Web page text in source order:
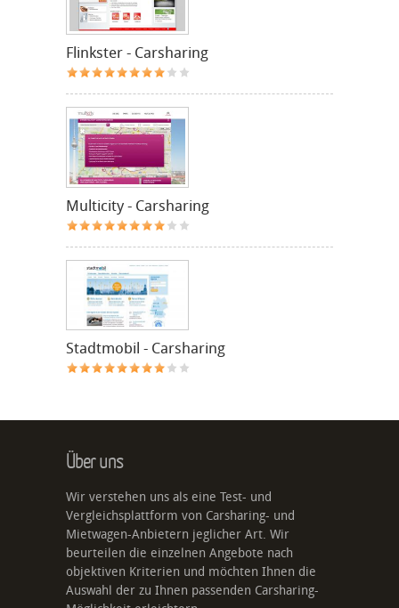
Flinkster - Carsharing
Multicity - Carsharing
Stadtmobil - Carsharing
Über uns
Wir verstehen uns als eine Test- und
Vergleichsplattform von Carsharing- und
Mietwagen-Anbietern jeglicher Art. Wir
beurteilen die einzelnen Angebote nach
objektiven Kriterien und möchten Ihnen die
Auswahl der zu Ihnen passenden Carsharing-